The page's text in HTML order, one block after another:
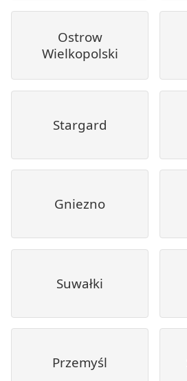
Ostrow
Wielkopolski
Stargard
Gniezno
Suwałki
Przemyśl